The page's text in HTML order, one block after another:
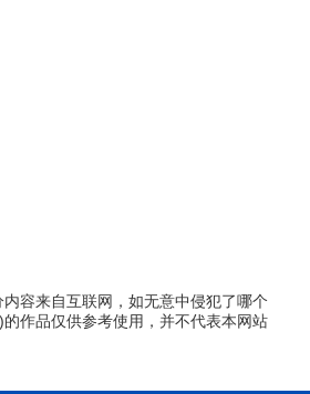
容来自互联网，如无意中侵犯了哪个
作品仅供参考使用，并不代表本网站